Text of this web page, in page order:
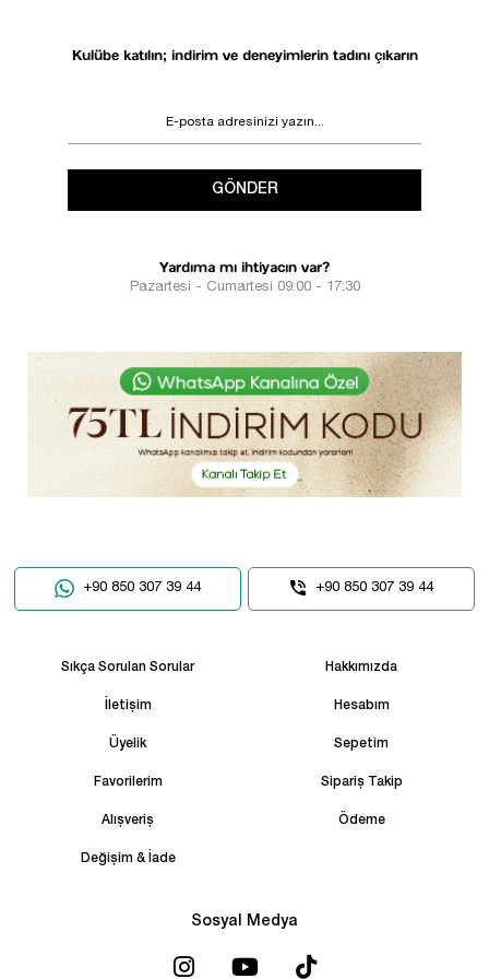
Kulübe katılın; indirim ve deneyimlerin tadını çıkarın
GÖNDER
Yardıma mı ihtiyacın var?
Pazartesi - Cumartesi 09:00 - 17:30
+90 850 307 39 44 +90 850 307 39 44
Sıkça Sorulan Sorular Hakkımızda
İletişim Hesabım
Üyelik Sepetim
Favorilerim Sipariş Takip
Alışveriş Ödeme
Değişim & İade
Sosyal Medya